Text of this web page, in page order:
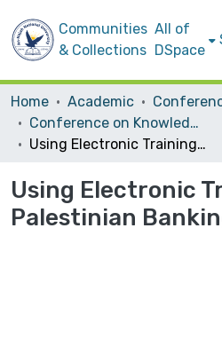
Communities
& Collections
All of
DSpace
Home Academic
Conference on Knowledge-based-Economies
Using Electronic Training in Palestinian Banking System
Using Electronic
Palestinian